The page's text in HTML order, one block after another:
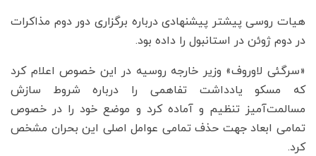
هیات روسی پیشتر پیشنهادی درباره برگزاری دور دوم مذاکرات
در دوم ژوئن در استانبول را داده بود.
«سرگئی لاوروف» وزیر خارجه روسیه در این خصوص اعلام کرد
که مسکو یادداشت تفاهمی را درباره شروط سازش
مسالمت‌آمیز تنظیم و آماده کرد و موضع خود را در خصوص
تمامی ابعاد جهت حذف تمامی عوامل اصلی این بحران مشخص
کرد.